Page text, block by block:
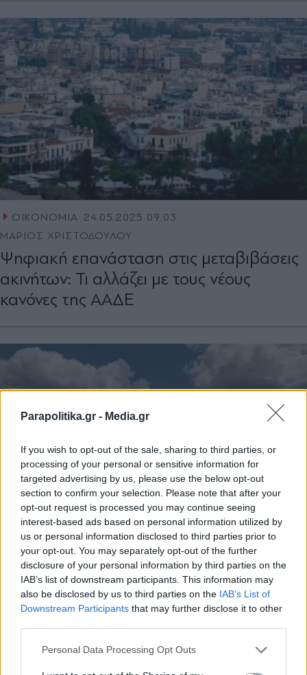
Parapolitika.gr - Media.gr
If you wish to opt-out of the sale, sharing to third parties, or
processing of your personal or sensitive information for
targeted advertising by us, please use the below opt-out
section to confirm your selection. Please note that after your
opt-out request is processed you may continue seeing
interest-based ads based on personal information utilized by
us or personal information disclosed to third parties prior to
your opt-out. You may separately opt-out of the further
disclosure of your personal information by third parties on the
IAB’s list of downstream participants. This information may
also be disclosed by us to third parties on the IAB’s List of
Downstream Participants that may further disclose it to other
Personal Data Processing Opt Outs
ΟΙΚΟΝΟΜΙΑ 24.05.2025 09:03
ΜΑΡΙΟΣ ΧΡΙΣΤΟΔΟΥΛΟΥ
Ψηφιακή επανάσταση στις μεταβιβάσεις
ακινήτων: Τι αλλάζει με τους νέους
κανόνες της ΑΑΔΕ
ΟΙΚΟΝΟΜΙΑ
22.05.2025 07:10
PARAPOLITIKA NEWSROOM
Νέοι έλεγχοι από την ΑΑΔΕ σε
βραχυχρόνιες μισθώσεις Airbnb και
μεταβιβάσεις ακινήτων - Αυστηρά
πρόστιμα για αδήλωτα εισοδήματα και
Εγγραφή στο newsletter